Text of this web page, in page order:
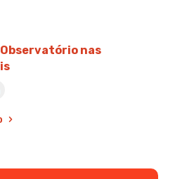
nas